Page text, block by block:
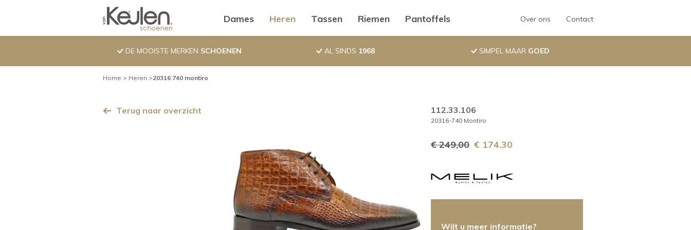
gaan
Dames Heren Tassen Riemen Pantoffels Hoofdnavigatie
Over ons Contact
DE MOOISTE MERKEN SCHOENEN AL SINDS 1968 SIMPEL MAAR GOED
Kruimelpad
Home Heren 20316 740 montiro
Terug naar overzicht 112.33.106
20316-740 Montiro
€ 249,00 € 174.30
Wilt u meer informatie?